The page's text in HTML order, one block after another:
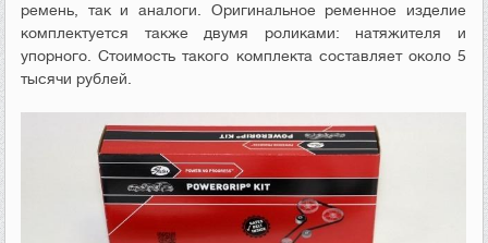
ремень, так и аналоги. Оригинальное ременное изделие
комплектуется также двумя роликами: натяжителя и
упорного. Стоимость такого комплекта составляет около 5
тысячи рублей.